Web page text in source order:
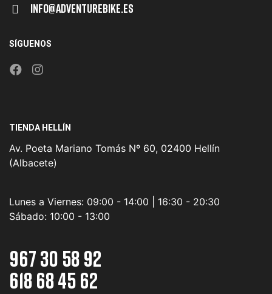
Info@adventurebike.es
SÍGUENOS
TIENDA HELLÍN
Av. Poeta Mariano Tomás Nº 60, 02400 Hellín
(Albacete)
Lunes a Viernes: 09:00 - 14:00 | 16:30 - 20:30
Sábado: 10:00 - 13:00
967 30 58 92
618 68 45 62